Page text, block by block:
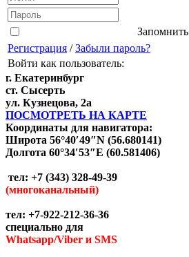
Запомнить
Регистрация /Забыли пароль?
Войти как пользователь:
г. Екатеринбург
ст. Сысерть
ул. Кузнецова, 2а
ПОСМОТРЕТЬ НА КАРТЕ
Координаты для навигатора:
Широта 56°40′49″N (56.680141)
Долгота 60°34′53″E (60.581406)
тел: +7 (343) 328-49-39
(многоканальный)
тел: +7-922-212-36-36
специально для
Whatsapp/Viber и SMS